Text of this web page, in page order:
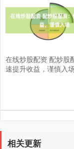
在线炒股配资 配炒股
速提升收益，谨慎入场
相关更新